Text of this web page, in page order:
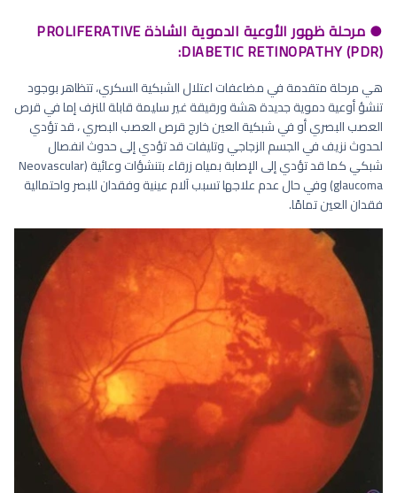
● مرحلة ظهور الأوعية الدموية الشاذة PROLIFERATIVE
DIABETIC RETINOPATHY (PDR):
هي مرحلة متقدمة في مضاعفات اعتلال الشبكية السكري، تتظاهر بوجود
تنشؤ أوعية دموية جديدة هشة ورقيقة غير سليمة قابلة للنزف إما في قرص
العصب البصري أو في شبكية العين خارج قرص العصب البصري ، قد تؤدي
لحدوث نزيف في الجسم الزجاجي وتليفات قد تؤدي إلى حدوث انفصال
شبكي كما قد تؤدي إلى الإصابة بمياه زرقاء بتنشؤات وعائية (Neovascular
glaucoma) وفي حال عدم علاجها تسبب آلام عينية وفقدان للبصر واحتمالية
فقدان العين تمامًا.